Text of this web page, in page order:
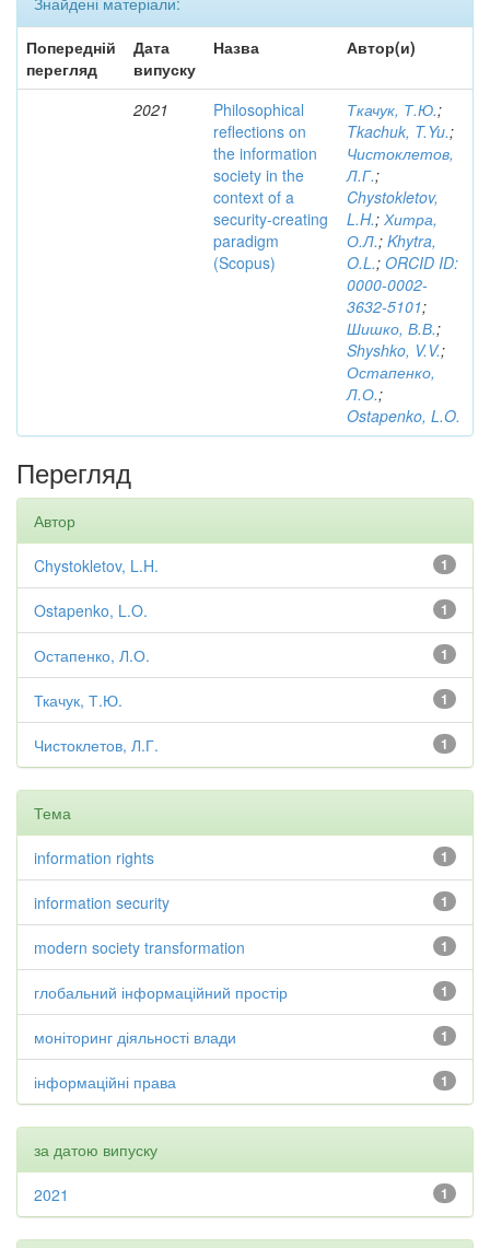
Попередній
перегляд
Дата
випуску
Назва Автор(и)
2021
Philosophical
reflections on
the information
society in the
context of a
security-creating
paradigm
(Scopus)
Ткачук, Т.Ю.;
Tkachuk, T.Yu.;
Чистоклетов,
Л.Г.;
Chystokletov,
L.H.; Хитра,
О.Л.; Khytra,
O.L.; ORCID ID:
0000-0002-
3632-5101;
Шишко, В.В.;
Shyshko, V.V.;
Остапенко,
Л.О.;
Ostapenko, L.O.
Перегляд
Автор
1
Chystokletov, L.H.
1
Ostapenko, L.O.
1
Остапенко, Л.О.
1
Ткачук, Т.Ю.
1
Чистоклетов, Л.Г.
Тема
1
information rights
1
information security
1
modern society transformation
1
глобальний інформаційний простір
1
моніторинг діяльності влади
1
інформаційні права
за датою випуску
1
2021